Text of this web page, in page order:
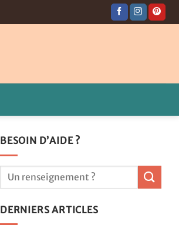
BESOIN D’AIDE ?
DERNIERS ARTICLES